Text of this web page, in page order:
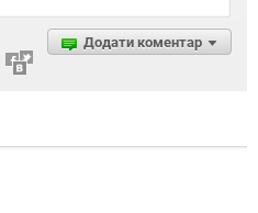
Додати коментар